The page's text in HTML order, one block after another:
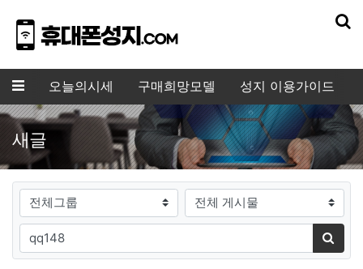
메뉴 오늘의시세 구매희망모델 성지 이용가이드
새글
게시판그룹 검색대상
검색어필수
검색